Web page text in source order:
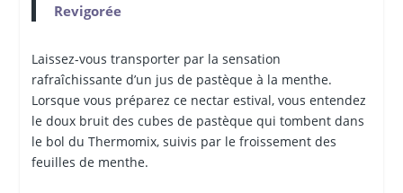
Revigorée
Laissez-vous transporter par la sensation
rafraîchissante d’un jus de pastèque à la menthe.
Lorsque vous préparez ce nectar estival, vous entendez
le doux bruit des cubes de pastèque qui tombent dans
le bol du Thermomix, suivis par le froissement des
feuilles de menthe.